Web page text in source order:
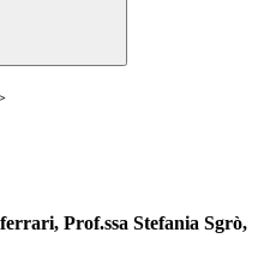
Prof.ssa Stefania Sgrò,